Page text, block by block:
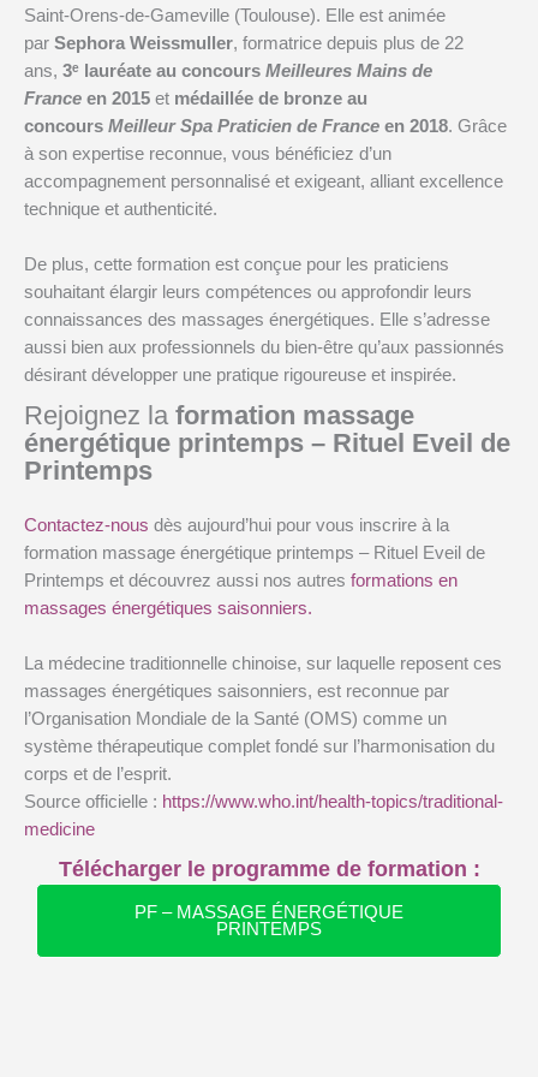
Saint-Orens-de-Gameville (Toulouse). Elle est animée
par Sephora Weissmuller, formatrice depuis plus de 22
ans, 3ᵉ lauréate au concours Meilleures Mains de
France en 2015 et médaillée de bronze au
concours Meilleur Spa Praticien de France en 2018. Grâce
à son expertise reconnue, vous bénéficiez d’un
accompagnement personnalisé et exigeant, alliant excellence
technique et authenticité.
De plus, cette formation est conçue pour les praticiens
souhaitant élargir leurs compétences ou approfondir leurs
connaissances des massages énergétiques. Elle s’adresse
aussi bien aux professionnels du bien-être qu’aux passionnés
désirant développer une pratique rigoureuse et inspirée.
Rejoignez la formation massage
énergétique printemps – Rituel Eveil de
Printemps
Contactez-nous dès aujourd’hui pour vous inscrire à la
formation massage énergétique printemps – Rituel Eveil de
Printemps et découvrez aussi nos autres formations en
massages énergétiques saisonniers.
La médecine traditionnelle chinoise, sur laquelle reposent ces
massages énergétiques saisonniers, est reconnue par
l’Organisation Mondiale de la Santé (OMS) comme un
système thérapeutique complet fondé sur l’harmonisation du
corps et de l’esprit.
Source officielle : https://www.who.int/health-topics/traditional-
medicine
Télécharger le programme de formation :
PF – MASSAGE ÉNERGÉTIQUE
PRINTEMPS